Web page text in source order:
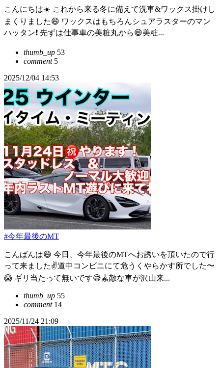
こんにちは☀️ これから来る冬に備えて洗車&ワックス掛けし
まくりました😄 ワックスはもちろんシュアラスターのマン
ハッタン❗ 先ずは仕事車の美粧丸から😄美粧...
thumb_up 53
comment5
2025/12/04 14:53
#今年最後のMT
こんばんは😄 今日、今年最後のMTへお誘いを頂いたので行
って来ました✌️道中コンビニにて危うくやらかす所でした〜
😱 ギリ当たって無いです😅素敵な車が沢山来...
thumb_up 55
comment14
2025/11/24 21:09